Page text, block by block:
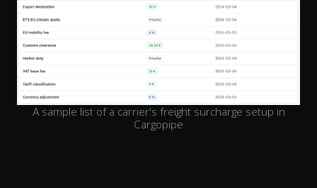
A sample list of a carrier's freight surcharge setup in
Cargopipe